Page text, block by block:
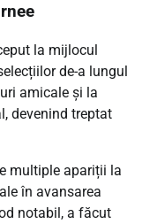
la mijlocul
de-a lungul
amicale și la
devenind treptat
multiple apariții la
în avansarea
notabil, a făcut